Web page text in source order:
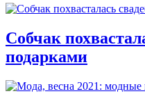
Собчак
подарками